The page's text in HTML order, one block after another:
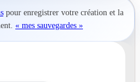
pour enregistrer votre création et la
« mes sauvegardes »